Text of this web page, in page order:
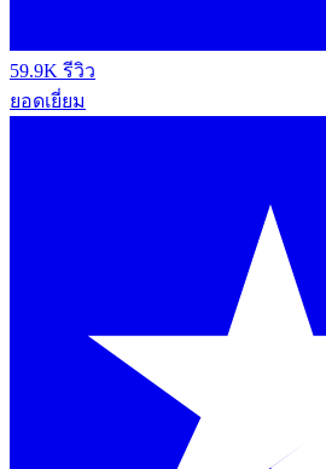
59.9K รีวิว
ยอดเยี่ยม